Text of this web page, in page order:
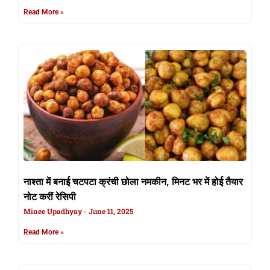
Read More »
नाश्ता में बनाई चटपटा क्रंची छोला नमकीन, मिनट भर में होई तैयार
नोट करीं रेसिपी
Minee Upadhyay June 11, 2025
Read More »